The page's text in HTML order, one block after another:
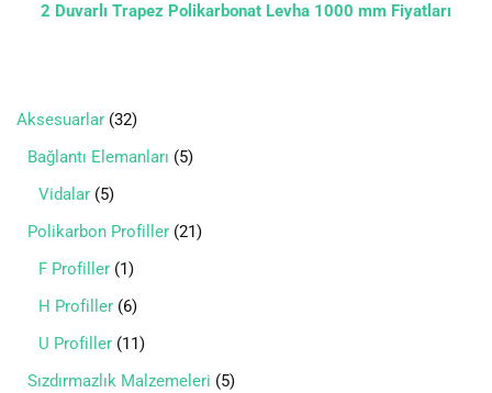
2 Duvarlı Trapez Polikarbonat Levha 1000 mm Fiyatları
Aksesuarlar 32
Bağlantı Elemanları
5
Vidalar 5
Polikarbon Profiller 21
F Profiller 1
H Profiller 6
U Profiller 11
Sızdırmazlık Malzemeleri
5